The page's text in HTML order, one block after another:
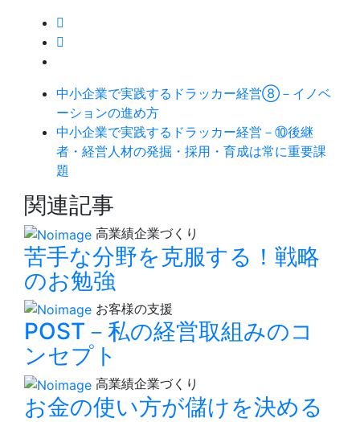
中小企業で実践するドラッカー経営⑧－イノベ
ーションの進め方
中小企業で実践するドラッカー経営－⑩後継
者・経営人材の発掘・採用・育成は常に重要課
題
関連記事
高業績企業づくり
苦手な分野を克服する！戦略
のお勉強
お客様の支援
POST－私の経営取組みのコ
ンセプト
高業績企業づくり
お金の使い方が儲けを決める